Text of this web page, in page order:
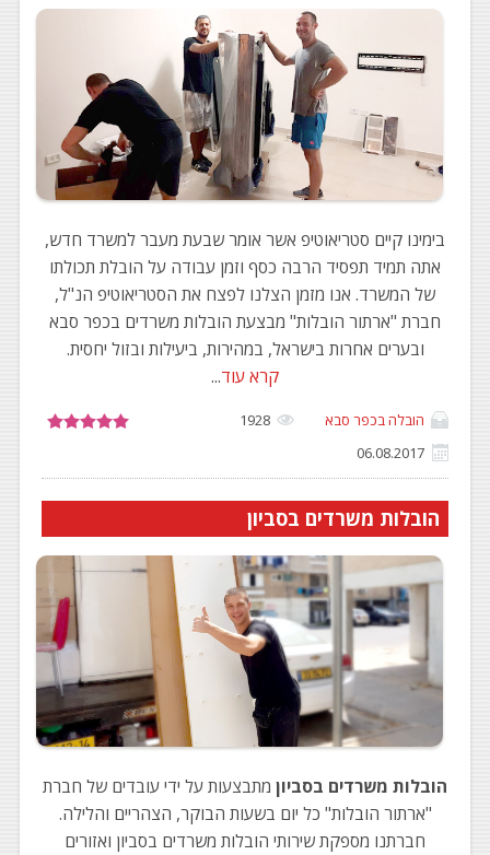
בימינו קיים סטריאוטיפ אשר אומר שבעת מעבר למשרד חדש,
אתה תמיד תפסיד הרבה כסף וזמן עבודה על הובלת תכולתו
של המשרד. אנו מזמן הצלנו לפצח את הסטריאוטיפ הנ"ל,
חברת "ארתור הובלות" מבצעת הובלות משרדים בכפר סבא
ובערים אחרות בישראל, במהירות, ביעילות ובזול יחסית.
קרא עוד...
הובלה בכפר סבא
1928
06.08.2017
הובלות משרדים בסביון
הובלות משרדים בסביון מתבצעות על ידי עובדים של חברת
"ארתור הובלות" כל יום בשעות הבוקר, הצהריים והלילה.
חברתנו מספקת שירותי הובלות משרדים בסביון ואזורים